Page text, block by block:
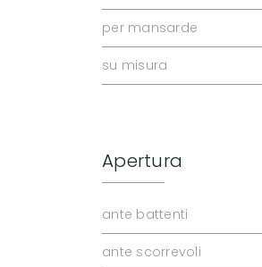
per mansarde
su misura
Apertura
ante battenti
ante scorrevoli